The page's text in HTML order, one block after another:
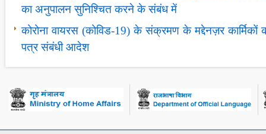
का अनुपालन सुनिश्चित करने के संबंध में
कोरोना वायरस (कोविड-19) के संक्रमण के मद्देनज़र कार्मिकों
पत्र संबंधी आदेश